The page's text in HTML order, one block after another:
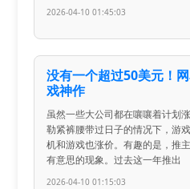
2026-04-10 01:45:03
没有一个超过50美元！
戏神作
虽然一些大公司都在嚷嚷着计划
勒紧裤腰带过日子的情况下，游
机和游戏也涨价。有趣的是，推
有意思的现象。过去这一年推出
2026-04-10 01:15:03